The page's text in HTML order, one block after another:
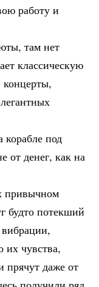
работу и
там нет
классическую
корабле под
от денег, как на
привычном
будто потекший
их чувства,
прячут даже от